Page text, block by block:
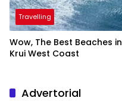
Travelling
Wow, The Best Beaches in
Krui West Coast
Advertorial